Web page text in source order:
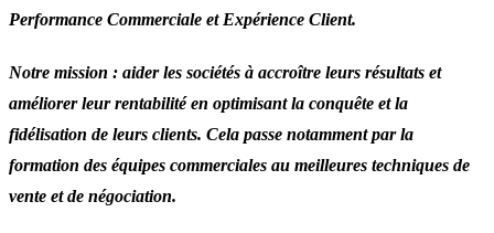
Performance Commerciale et Expérience Client.
Notre mission : aider les sociétés à accroître leurs résultats et
améliorer leur rentabilité en optimisant la conquête et la
fidélisation de leurs clients. Cela passe notamment par la
formation des équipes commerciales au meilleures techniques de
vente et de négociation.